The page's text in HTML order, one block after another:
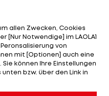
32
allen Zwecken, Cookies
[Nur Notwendige] im LAOLA1
von
mit [Optionen] auch eine
können Ihre Einstellungen
bzw. über den Link in